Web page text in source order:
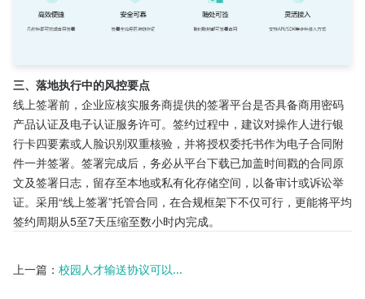
三、落地执行中的风控要点
线上签署前，企业应核实服务商提供的签署平台是否具备商用密码
产品认证及电子认证服务许可。签约过程中，建议对操作人进行银
行卡四要素或人脸识别双重核验，并将授权委托书作为电子合同附
件一并签署。签署完成后，务必从平台下载已加盖时间戳的合同原
文及签署日志，留存至本地或私有化存储空间，以备审计或诉讼举
证。采用“线上签署”托管合同，在合规框架下不仅可行，更能将平均
签约周期从5至7天压缩至数小时内完成。
上一篇： 校园人才输送协议可以...